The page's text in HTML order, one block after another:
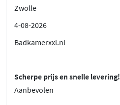
Zwolle
4-08-2026
Badkamerxxl.nl
Scherpe prijs en snelle levering!
Aanbevolen